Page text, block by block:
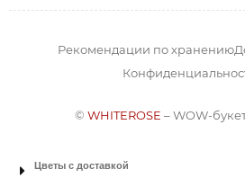
© WHITEROSE – WOW-
Рекомендации по хранению
Цветы с доставкой